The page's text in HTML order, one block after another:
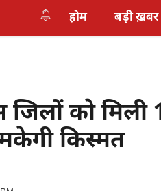
होम बड़ी ख़बर
जिलों को
किस्मत